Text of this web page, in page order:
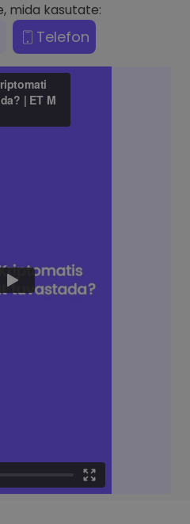
mida kasutate:
Telefon